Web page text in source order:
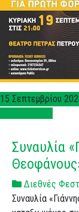
15 Σεπτεμβρίου
Συναυλία
Διεθνές
Συναυλία